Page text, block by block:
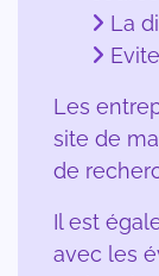
La
Les
site de
de
Il est
avec les